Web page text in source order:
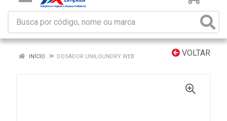
VOLTAR
INÍCIO DOSADOR UNILOUNDRY WEB